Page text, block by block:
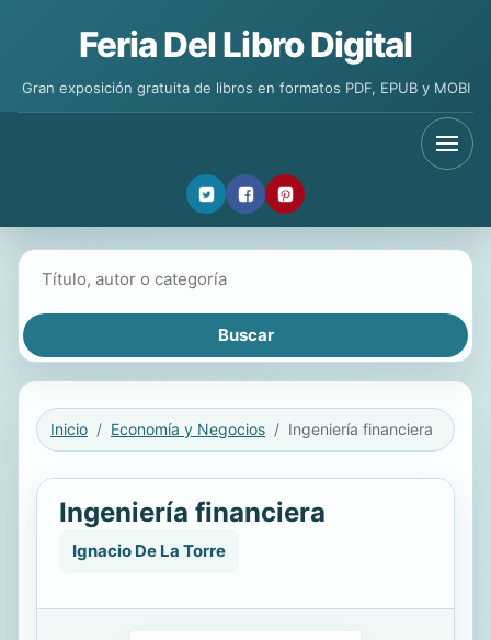
Feria Del Libro Digital
Gran exposición gratuita de libros en formatos PDF, EPUB y MOBI
Inicio Economía y Negocios Ingeniería financiera
Ingeniería financiera
Ignacio De La Torre